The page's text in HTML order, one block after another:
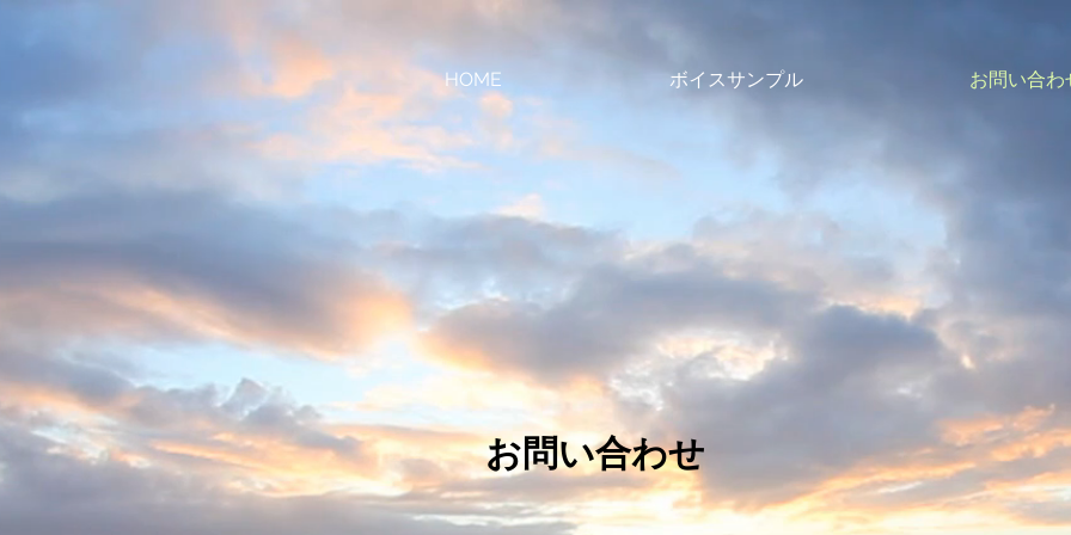
HOME ボイスサンプル お問い合わ
お問い合わせ